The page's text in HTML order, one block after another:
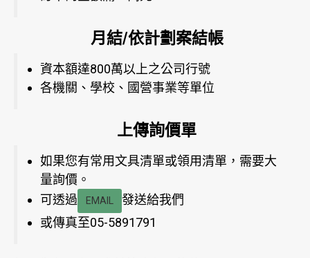
月結/依計劃案結帳
資本額達800萬以上之公司行號
各機關、學校、國營事業等單位
上傳詢價單
如果您有常用文具清單或領用清單，需要大
量詢價。
可透過
EMAIL
發送給我們
或傳真至05-5891791